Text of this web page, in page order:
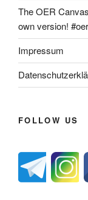
The OER
own version!
Impressum
FOLLOW US